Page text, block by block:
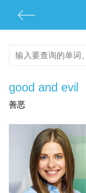
good and evil
善恶